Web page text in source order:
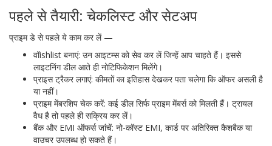
पहले से तैयारी: चेकलिस्ट और सेटअप
प्राइम डे से पहले ये काम कर लें —
वॉishlist बनाएं: उन आइटम्स को सेव कर लें जिन्हें आप चाहते हैं। इससे
लाइटनिंग डील आते ही नोटिफिकेशन मिलेंगे।
प्राइस ट्रैकर लगाएं: कीमतों का इतिहास देखकर पता चलेगा कि ऑफर असली है
या नहीं।
प्राइम मेंबरशिप चेक करें: कई डील सिर्फ प्राइम मेंबर्स को मिलती हैं। ट्रायल
वैध है तो पहले ही सक्रिय कर लें।
बैंक और EMI ऑफर्स जांचें: नो-कॉस्ट EMI, कार्ड पर अतिरिक्त कैशबैक या
वाउचर उपलब्ध हो सकते हैं।